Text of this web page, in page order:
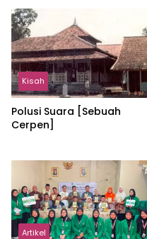
Kisah
Polusi Suara [Sebuah
Cerpen]
Artikel